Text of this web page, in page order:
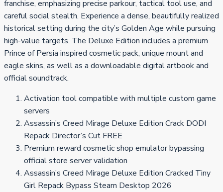
franchise, emphasizing precise parkour, tactical tool use, and
careful social stealth. Experience a dense, beautifully realized
historical setting during the city’s Golden Age while pursuing
high-value targets. The Deluxe Edition includes a premium
Prince of Persia inspired cosmetic pack, unique mount and
eagle skins, as well as a downloadable digital artbook and
official soundtrack.
Activation tool compatible with multiple custom game
servers
Assassin’s Creed Mirage Deluxe Edition Crack DODI
Repack Director’s Cut FREE
Premium reward cosmetic shop emulator bypassing
official store server validation
Assassin’s Creed Mirage Deluxe Edition Cracked Tiny
Girl Repack Bypass Steam Desktop 2026